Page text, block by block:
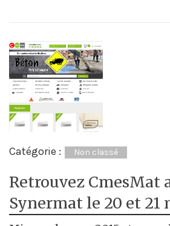
Catégorie : Non classé
Retrouvez CmesMat
Synermat le 20 et 21